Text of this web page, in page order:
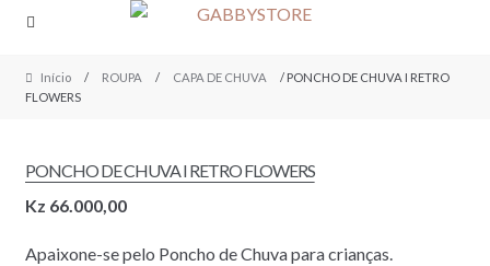
Skip
navigation
Skip
content
Início / ROUPA / CAPA DE CHUVA
/ PONCHO DE CHUVA I RETRO
FLOWERS
PONCHO DE CHUVA I RETRO FLOWERS
Kz 66.000,00
Apaixone-se pelo Poncho de Chuva para crianças.